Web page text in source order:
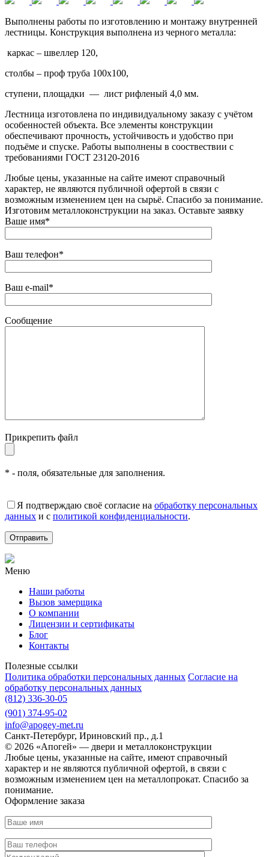
Выполнены работы по изготовлению и монтажу внутренней
лестницы. Конструкция выполнена из черного металла:
каркас – швеллер 120,
столбы – проф труба 100х100,
ступени, площадки — лист рифленый 4,0 мм.
Лестница изготовлена по индивидуальному заказу с учётом
особенностей объекта. Все элементы конструкции
обеспечивают прочность, устойчивость и удобство при
подъёме и спуске. Работы выполнены в сооствествии с
требованиями ГОСТ 23120-2016
Любые цены, указанные на сайте имеют справочный
характер, не являются публичной офертой в связи с
возможным изменением цен на сырьё. Спасибо за понимание.
Изготовим металлоконструкции на заказ. Оставьте заявку
Ваше имя*
Ваш телефон*
Ваш e-mail*
Сообщение
Прикрепить файл
* - поля, обязательные для заполнения.
Я подтверждаю своё согласие на обработку персональных
данных и с политикой конфиденциальности.
Меню
Наши работы
Вызов замерщика
О компании
Лицензии и сертификаты
Блог
Контакты
Полезные ссылки
Политика обработки персональных данных Согласие на
обработку персональных данных
(812) 336-30-05
(901) 374-95-02
info@apogey-met.ru
Санкт-Петербург, Ириновский пр., д.1
© 2026 «Апогей» — двери и металлоконструкции
Любые цены, указанные на сайте, имеют справочный
характер и не являются публичной офертой, в связи с
возможным изменением цен на металлопрокат. Спасибо за
понимание.
Оформление заказа